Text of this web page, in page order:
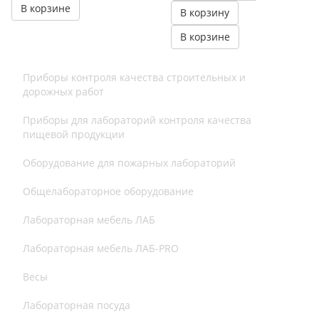
В корзине
В корзину
В корзине
Приборы контроля качества строительных и
дорожных работ
Приборы для лабораторий контроля качества
пищевой продукции
Оборудование для пожарных лабораторий
Общелабораторное оборудование
Лабораторная мебель ЛАБ
Лабораторная мебель ЛАБ-PRO
Весы
Лабораторная посуда